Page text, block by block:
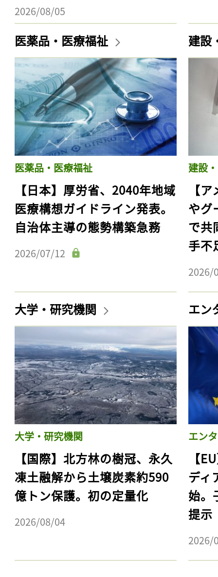
2026/08/05
医薬品・医療福祉
医薬品・医療福祉
【日本】厚労省、2040年地域
医療構想ガイドライン発表。
自治体主導の態勢構築急務
2026/07/12
建設
建設
【
やグ
で共
手不
2026/
大学・研究機関
大学・研究機関
【国際】北方林の樹冠、永久
凍土融解から土壌炭素約590
億トン保護。初の定量化
2026/08/04
エン
エン
【
ディ
始。
提示
2026/